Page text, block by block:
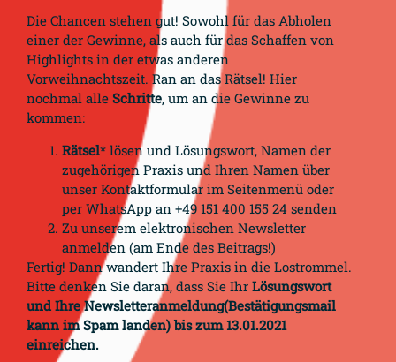
Die Chancen stehen gut! Sowohl für das Abholen
einer der Gewinne, als auch für das Schaffen von
Highlights in der etwas anderen
Vorweihnachtszeit. Ran an das Rätsel! Hier
nochmal alle Schritte, um an die Gewinne zu
kommen:
Rätsel* lösen und Lösungswort, Namen der
zugehörigen Praxis und Ihren Namen über
unser Kontaktformular im Seitenmenü oder
per WhatsApp an +49 151 400 155 24 senden
Zu unserem elektronischen Newsletter
anmelden (am Ende des Beitrags!)
Fertig! Dann wandert Ihre Praxis in die Lostrommel.
Bitte denken Sie daran, dass Sie Ihr Lösungswort
und Ihre Newsletteranmeldung(Bestätigungsmail
kann im Spam landen) bis zum 13.01.2021
einreichen.